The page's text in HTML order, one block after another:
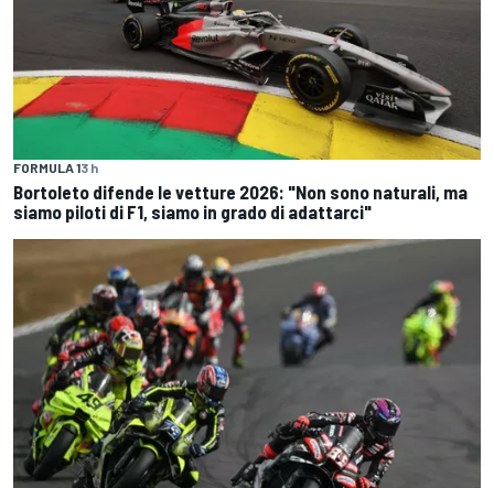
FORMULA 13 h
Bortoleto difende le vetture 2026: "Non sono naturali, ma
siamo piloti di F1, siamo in grado di adattarci"